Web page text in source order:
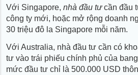
Với Singapore, nhà đầu tưcần đầu
công ty mới, hoặc mở rộng doanh
30 triệu đô la Singapore mỗi năm.
Với Australia, nhà đầu tư cần có
tư vào trái phiếu chính phủ của
mức đầu tư chỉ là 500.000 USD